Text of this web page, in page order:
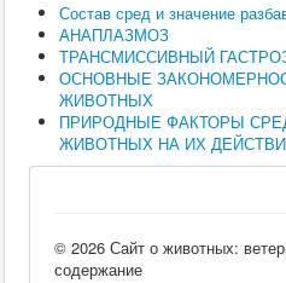
Состав сред и значение
АНАПЛАЗМОЗ
ТРАНСМИССИВНЫЙ
ОСНОВНЫЕ
ЖИВОТНЫХ
ПРИРОДНЫЕ ФАКТОРЫ
ЖИВОТНЫХ НА ИХ
© 2026 Сайт о животных:
содержание